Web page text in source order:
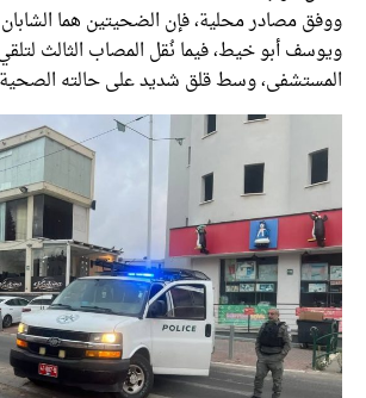
مصادر محلية، فإن الضحيتين هما الشابان محمد
أبو خيط، فيما نُقل المصاب الثالث لتلقي
وسط قلق شديد على حالته الصحية.